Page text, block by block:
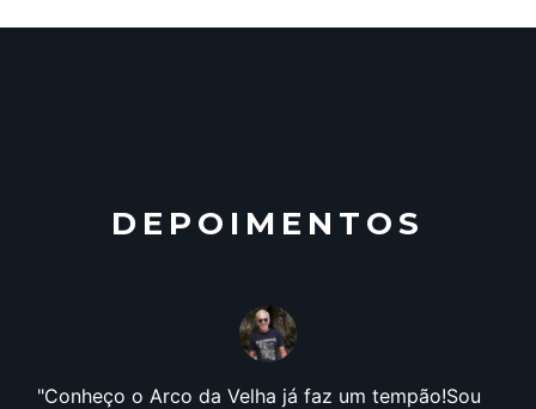
DEPOIMENTOS
Conheço o Arco da Velha já faz um tempão!Sou